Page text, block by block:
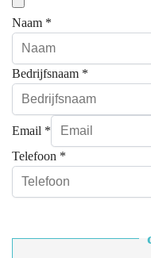
Naam *
Bedrijfsnaam *
Email *
Telefoon *